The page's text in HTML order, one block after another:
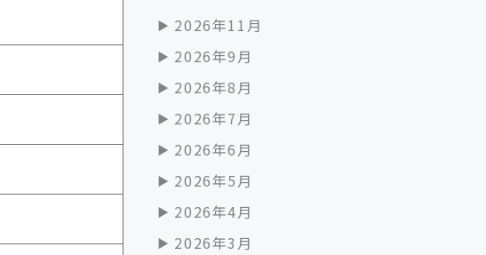
2026年11月
2026年9月
2026年8月
2026年7月
2026年6月
2026年5月
2026年4月
2026年3月